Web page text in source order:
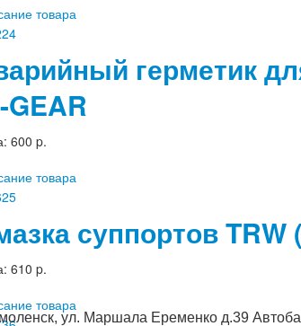
ул. Маршала Еременко д.39
товара
герметик
GEAR
600 p.
товара
суппортов TRW
610 p.
товара